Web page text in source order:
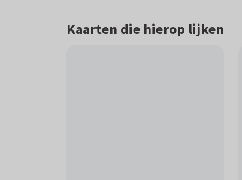
Kaarten die hierop lijken